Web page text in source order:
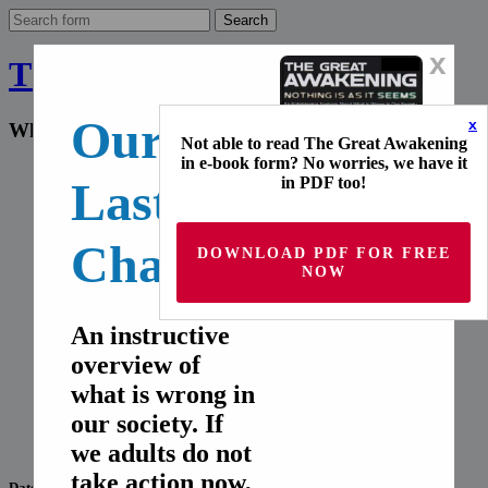
x
Not able to read The Great Awakening
in e-book form? No worries, we have it
in PDF too!
DOWNLOAD PDF FOR FREE
NOW
The Final Wakeup Call
What the world doesn't know
English
Deutsch
Español
Italiano
Home
English
Deutsch
Français
Español
Italiano
x
Our
Last
Chance!
An instructive
overview of
what is wrong in
our society. If
we adults do not